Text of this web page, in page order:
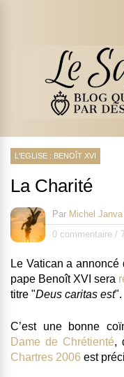
L'EGLISE : BENOÎT XVI
La Charité
Par Michel Janva
0 commentaire /
Le Vatican a annoncé
pape Benoît XVI sera
titre "Deus caritas est".
C’est une bonne
Dame de Chrétienté,
Chartres 2006 est